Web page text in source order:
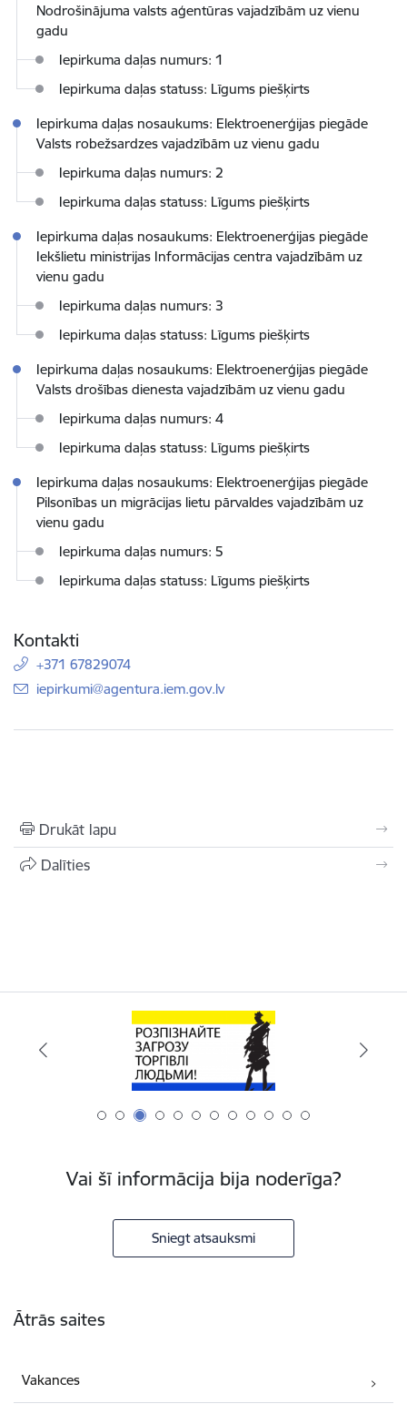
Nodrošinājuma valsts aģentūras vajadzībām uz vienu
gadu
Iepirkuma daļas numurs: 1
Iepirkuma daļas statuss: Līgums piešķirts
Iepirkuma daļas nosaukums: Elektroenerģijas piegāde
Valsts robežsardzes vajadzībām uz vienu gadu
Iepirkuma daļas numurs: 2
Iepirkuma daļas statuss: Līgums piešķirts
Iepirkuma daļas nosaukums: Elektroenerģijas piegāde
Iekšlietu ministrijas Informācijas centra vajadzībām uz
vienu gadu
Iepirkuma daļas numurs: 3
Iepirkuma daļas statuss: Līgums piešķirts
Iepirkuma daļas nosaukums: Elektroenerģijas piegāde
Valsts drošības dienesta vajadzībām uz vienu gadu
Iepirkuma daļas numurs: 4
Iepirkuma daļas statuss: Līgums piešķirts
Iepirkuma daļas nosaukums: Elektroenerģijas piegāde
Pilsonības un migrācijas lietu pārvaldes vajadzībām uz
vienu gadu
Iepirkuma daļas numurs: 5
Iepirkuma daļas statuss: Līgums piešķirts
Kontakti
+371 67829074
E-pasts:
iepirkumi@agentura.iem.gov.lv
Drukāt lapu
Dalīties
Vai šī informācija bija noderīga?
Sniegt atsauksmi
Ātrās saites
Vakances